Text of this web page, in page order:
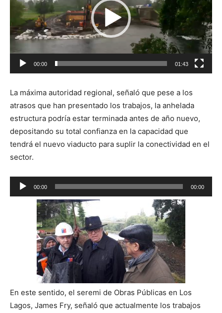
00:00 01:43
La máxima autoridad regional, señaló que pese a los
atrasos que han presentado los trabajos, la anhelada
estructura podría estar terminada antes de año nuevo,
depositando su total confianza en la capacidad que
tendrá el nuevo viaducto para suplir la conectividad en el
sector.
Reproductor
de
00:00 00:00
En este sentido, el seremi de Obras Públicas en Los
Lagos, James Fry, señaló que actualmente los trabajos